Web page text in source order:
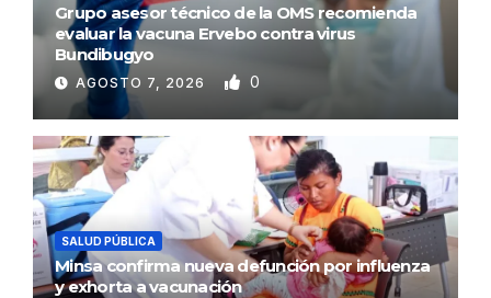
Grupo asesor técnico de la OMS recomienda
evaluar la vacuna Ervebo contra virus
Bundibugyo
AGOSTO 7, 2026 0
SALUD PÚBLICA
Minsa confirma nueva defunción por influenza
y exhorta a vacunación